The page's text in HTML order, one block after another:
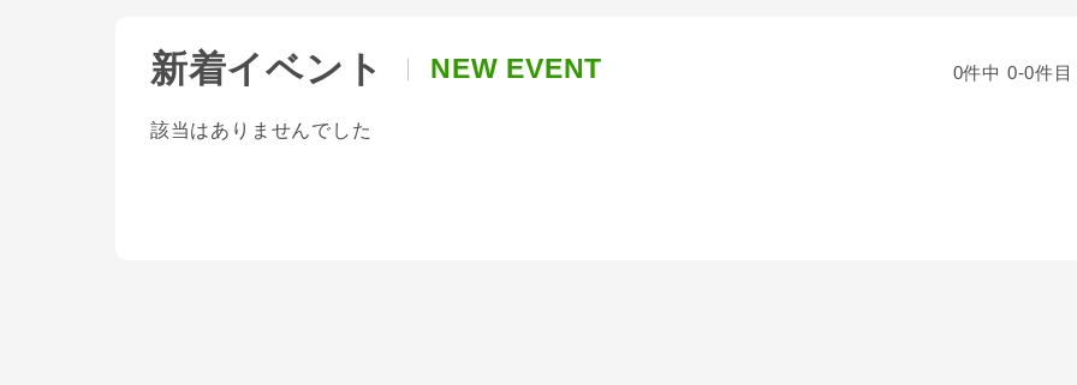
新着イベント NEW EVENT 0件中 0-0件目
該当はありませんでした